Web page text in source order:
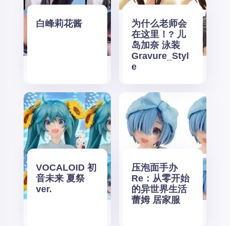
白峰莉花酱
为什么老师会
在这里！? 儿
岛加奈 泳装
Gravure_Styl
e
VOCALOID 初
音未来 夏祭
ver.
压泡面手办
Re：从零开始
的异世界生活
蕾姆 居家服